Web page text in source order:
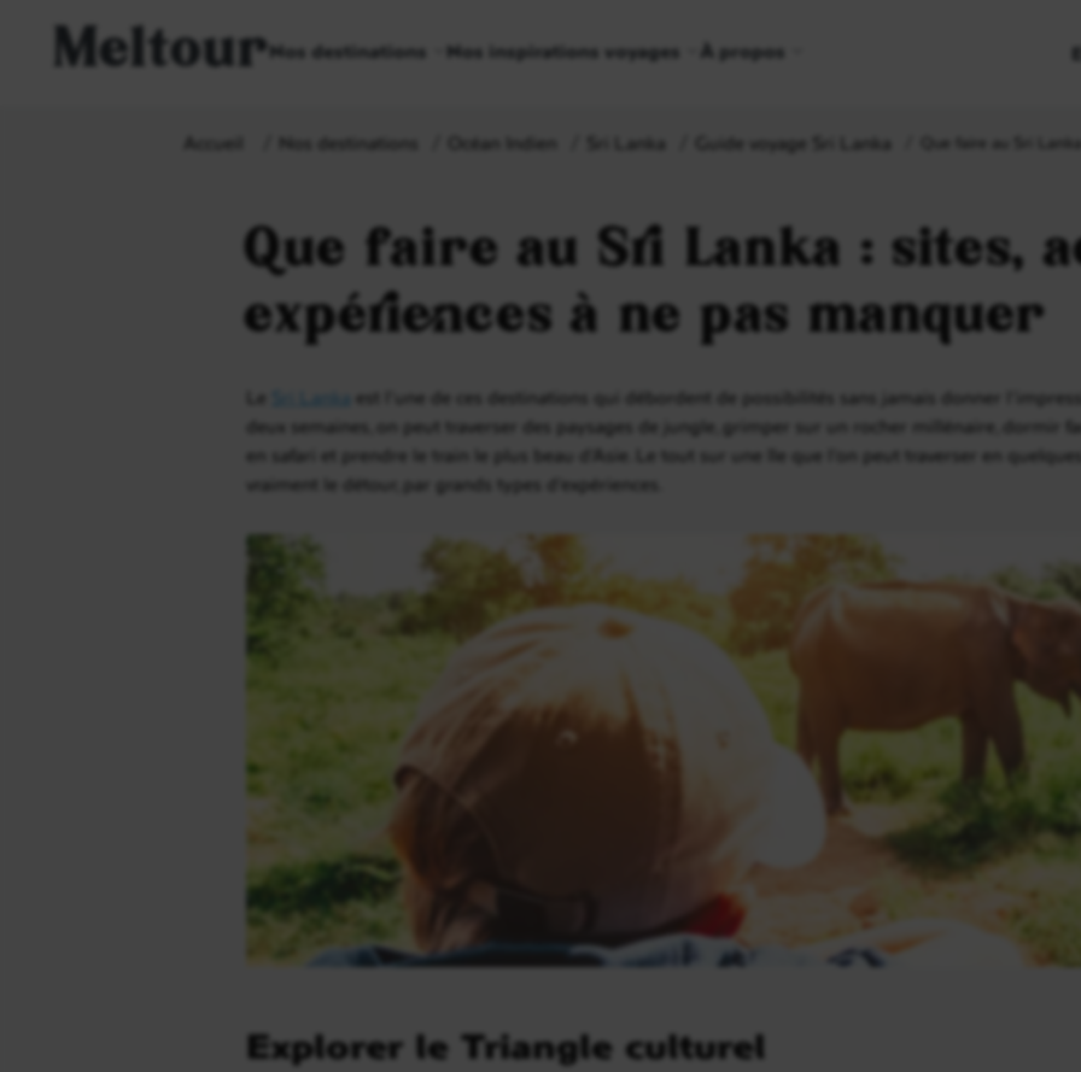
MeltourNos destinations Nos inspirations voyages À propos
Accueil Nos destinations Océan Indien Sri Lanka Guide voyage Sri Lanka Que faire au Sri
Que faire au Sri Lanka : sites,
expériences à ne pas manquer
Le Sri Lanka est l’une de ces destinations qui débordent de possibilités sans jamais donner
deux semaines, on peut traverser des paysages de jungle, grimper sur un rocher millénaire, dormir
en safari et prendre le train le plus beau d’Asie. Le tout sur une île que l’on peut traverser en
vraiment le détour, par grands types d’expériences.
Explorer le Triangle culturel